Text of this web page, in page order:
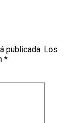
publicada. Los
*